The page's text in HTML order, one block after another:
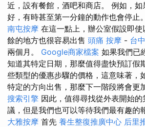
近，設有餐館，酒吧和商店。 例如，如
好，有時甚至第一分鐘的動作也會停止。
南屯按摩 在這一點上，辦公室假設即
餘的地方也很容易出售 頭痛 按摩 - 台
兩個月。 Google商家檔案 如果我們已
知道其特定日期，那麼值得盡快預訂假
些類型的優惠步驟的價格，這意味著，
特定的方向出售，那麼下一階段將會更
搜索引擎 因此，值得尋找從外表開始
議，但是我們也可以等待我們最有趣的
大雅按摩 首先 養生整復推廣中心 后里